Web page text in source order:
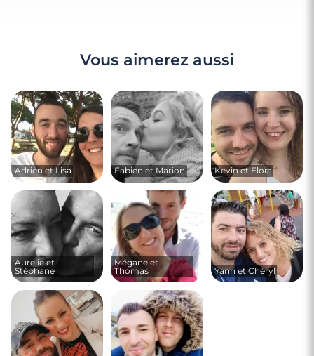
Vous aimerez aussi
Adrien et Lisa Fabien et Marion Kevin et Elora
Aurelie et
Stéphane
Mégane et
Thomas
Yann et Chéryl